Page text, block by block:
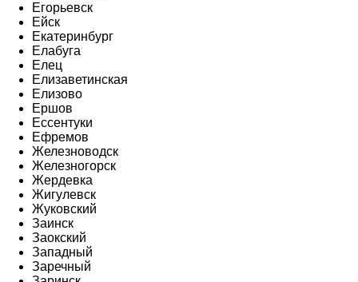
Егорьевск
Ейск
Екатеринбург
Елабуга
Елец
Елизаветинская
Елизово
Ершов
Ессентуки
Ефремов
Железноводск
Железногорск
Жердевка
Жигулевск
Жуковский
Заинск
Заокский
Западный
Заречный